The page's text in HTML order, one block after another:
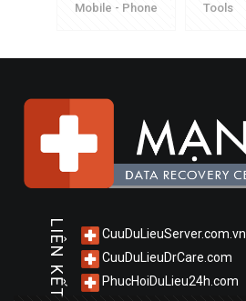
Mobile - Phone Tools
LIÊN KẾT
CuuDuLieuServer.com.vn
CuuDuLieuDrCare.com
PhucHoiDuLieu24h.com